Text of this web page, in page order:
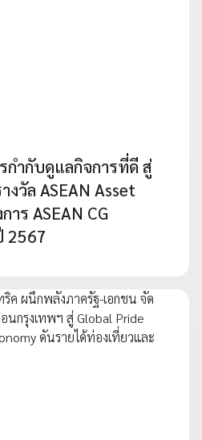
กำกับดูแลกิจการที่ดี สู่
วัล ASEAN Asset
าร ASEAN CG
2567